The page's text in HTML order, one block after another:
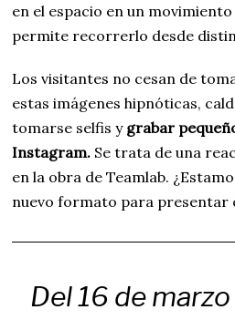
en el espacio en un
permite recorrerlo desde
Los visitantes no cesan de
estas imágenes hipnóticas,
tomarse selfis y grabar
Instagram. Se trata de una
en la obra de Teamlab.
nuevo formato para presentar
Del 16 de